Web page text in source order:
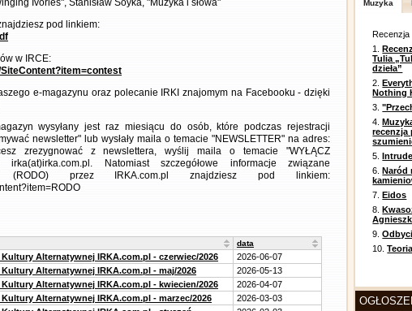
Ivories", Stanisław Soyka, "Muzyka i słowa"
pod linkiem:
w IRCE:
e-magazynu oraz polecanie IRKI znajomym na Facebooku - dzięki
wysyłany jest raz miesiącu do osób, które podczas rejestracji
newsletter" lub wysłały maila o temacie "NEWSLETTER" na adres:
zrezygnować z newslettera, wyślij maila o temacie "WYŁĄCZ
Natomiast szczegółowe informacje związane
(RODO) przez IRKA.com.pl znajdziesz pod linkiem:
data
Alternatywnej IRKA.com.pl - czerwiec/2026
2026-06-07
Alternatywnej IRKA.com.pl - maj/2026
2026-05-13
Alternatywnej IRKA.com.pl - kwiecien/2026
2026-04-07
Alternatywnej IRKA.com.pl - marzec/2026
2026-03-03
Muzyka
Recenzja
1.
Tulia
dzieła”
2.
Nothing
3.
4.
recenzja
5.
6.Naród
7.Eidos
8.
9.
10.